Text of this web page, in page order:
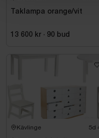
Taklampa orange/vit
13 600 kr · 90 bud
Kävlinge 5d